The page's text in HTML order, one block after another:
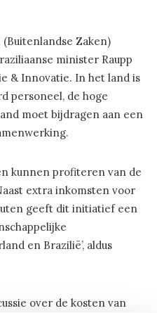
Zaken)
minister Raupp
& Innovatie. In het land is
personeel, de hoge
moet bijdragen aan een
kunnen profiteren van de
extra inkomsten voor
geeft dit initiatief een
en Brazilië’, aldus
over de kosten van